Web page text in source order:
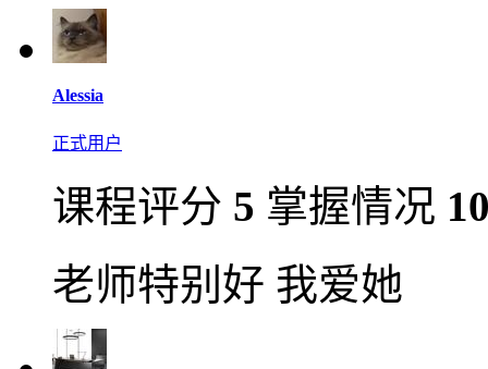
Alessia
正式用户
课程评分 5 掌握情况
老师特别好 我爱她